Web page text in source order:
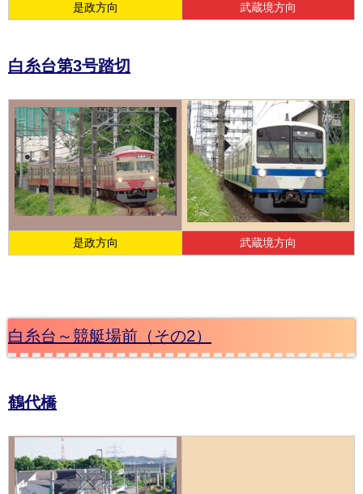
是政方向 武蔵境方向
白糸台第3号踏切
是政方向 武蔵境方向
白糸台～競艇場前（その2）
鶴代橋